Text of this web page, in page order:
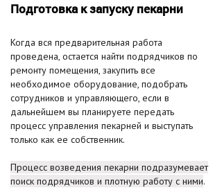
Подготовка к запуску пекарни
Когда вся предварительная работа
проведена, остается найти подрядчиков по
ремонту помещения, закупить все
необходимое оборудование, подобрать
сотрудников и управляющего, если в
дальнейшем вы планируете передать
процесс управления пекарней и выступать
только как ее собственник.
Процесс возведения пекарни подразумевает
поиск подрядчиков и плотную работу с ними.